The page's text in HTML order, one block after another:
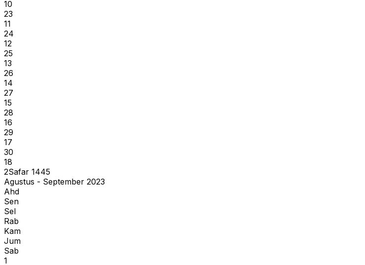
10
23
11
24
12
25
13
26
14
27
15
28
16
29
17
30
18
2Safar 1445
Agustus - September 2023
Ahd
Sen
Sel
Rab
Kam
Jum
Sab
1